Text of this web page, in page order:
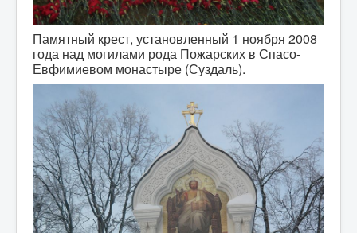
Памятный крест, установленный 1 ноября 2008
года над могилами рода Пожарских в Спасо-
Евфимиевом монастыре (Суздаль).